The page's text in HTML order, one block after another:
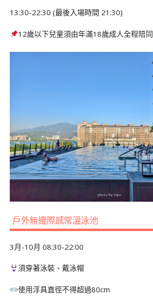
13:30-22:30 (最後入場時間 21:30)
12歲以下兒童須由年滿18歲成人全程陪同
戶外無邊際感常溫泳池
3月-10月 08:30-22:00
須穿著泳裝、戴泳帽
使用浮具直徑不得超過80cm